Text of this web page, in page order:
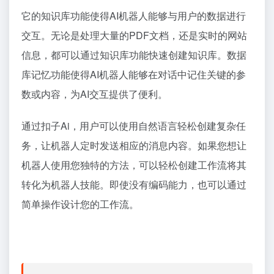
它的知识库功能使得AI机器人能够与用户的数据进行
交互。无论是处理大量的PDF文档，还是实时的网站
信息，都可以通过知识库功能快速创建知识库。数据
库记忆功能使得AI机器人能够在对话中记住关键的参
数或内容，为AI交互提供了便利。
通过扣子Ai，用户可以使用自然语言轻松创建复杂任
务，让机器人定时发送相应的消息内容。如果您想让
机器人使用您独特的方法，可以轻松创建工作流将其
转化为机器人技能。即使没有编码能力，也可以通过
简单操作设计您的工作流。